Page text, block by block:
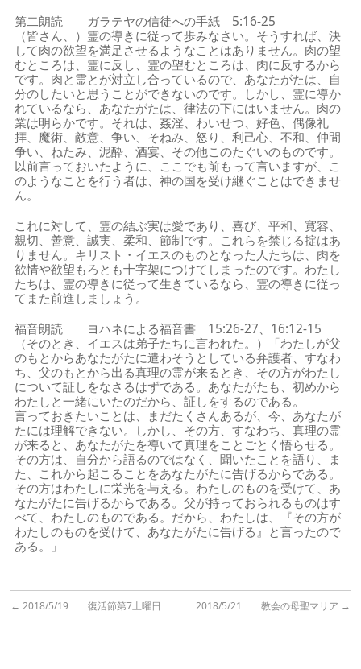
第二朗読 ガラテヤの信徒への手紙 5:16-25
（皆さん、）霊の導きに従って歩みなさい。そうすれば、決
して肉の欲望を満足させるようなことはありません。肉の望
むところは、霊に反し、霊の望むところは、肉に反するから
です。肉と霊とが対立し合っているので、あなたがたは、自
分のしたいと思うことができないのです。しかし、霊に導か
れているなら、あなたがたは、律法の下にはいません。肉の
業は明らかです。それは、姦淫、わいせつ、好色、偶像礼
拝、魔術、敵意、争い、そねみ、怒り、利己心、不和、仲間
争い、ねたみ、泥酔、酒宴、その他このたぐいのものです。
以前言っておいたように、ここでも前もって言いますが、こ
のようなことを行う者は、神の国を受け継ぐことはできませ
ん。
これに対して、霊の結ぶ実は愛であり、喜び、平和、寛容、
親切、善意、誠実、柔和、節制です。これらを禁じる掟はあ
りません。キリスト・イエスのものとなった人たちは、肉を
欲情や欲望もろとも十字架につけてしまったのです。わたし
たちは、霊の導きに従って生きているなら、霊の導きに従っ
てまた前進しましょう。
福音朗読 ヨハネによる福音書 15:26-27、16:12-15
（そのとき、イエスは弟子たちに言われた。）「わたしが父
のもとからあなたがたに遣わそうとしている弁護者、すなわ
ち、父のもとから出る真理の霊が来るとき、その方がわたし
について証しをなさるはずである。あなたがたも、初めから
わたしと一緒にいたのだから、証しをするのである。
言っておきたいことは、まだたくさんあるが、今、あなたが
たには理解できない。しかし、その方、すなわち、真理の霊
が来ると、あなたがたを導いて真理をことごとく悟らせる。
その方は、自分から語るのではなく、聞いたことを語り、ま
た、これから起こることをあなたがたに告げるからである。
その方はわたしに栄光を与える。わたしのものを受けて、あ
なたがたに告げるからである。父が持っておられるものはす
べて、わたしのものである。だから、わたしは、『その方が
わたしのものを受けて、あなたがたに告げる』と言ったので
ある。」
← 2018/5/19 復活節第7土曜日 2018/5/21 教会の母聖マリア →